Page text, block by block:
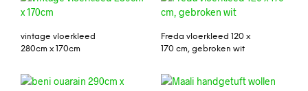
vintage vloerkleed
280cm x 170cm
Freda vloerkleed 120 x
170 cm, gebroken wit